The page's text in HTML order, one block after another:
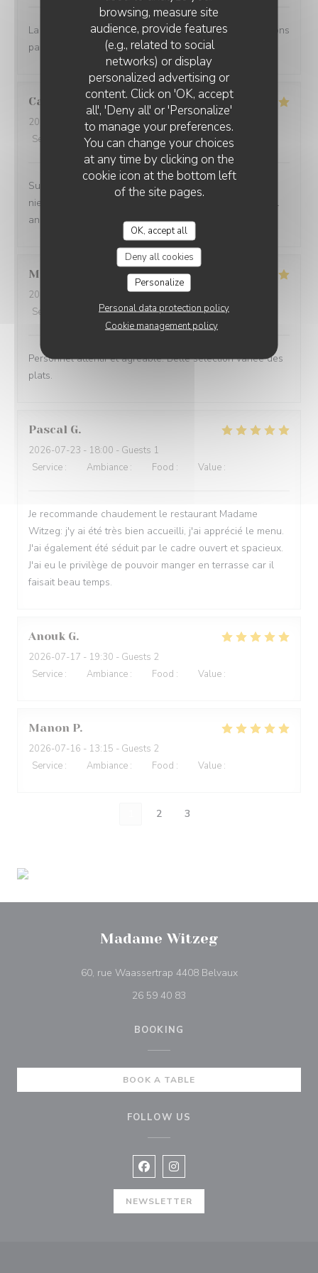
browsing, measure site
audience, provide features
(e.g., related to social
networks) or display
personalized advertising or
content. Click on 'OK, accept
all', 'Deny all' or 'Personalize'
to manage your preferences.
You can change your choices
at any time by clicking on the
cookie icon at the bottom left
of the site pages.
OK, accept all
Deny all cookies
Personalize
Personal data protection policy
Cookie management policy
La terrasse est agréable et l'accueil convivial. Nous avons
passé un bon moment entre collègues.
Carole
2026-07-28
- 12:00 - Guests 2
Service
Ambiance :5/5 Food:5 /5 Value: 5
Super Konzept! Merci Restaurant Madame Witzeg,
niewent der Propretéit, der Frendlechkeet vum Personal
an der Professionalitéit ass d‘Iessen och nach TipTop!
Mireille
2026-07-27
- 12:30 - Guests 2
Service
Ambiance:5/5 Food:5/5 Value:5
Personnel attentif et agréable. Belle sélection variée des
plats.
Pascal G
2026-07-23 - 18:00 - Guests 1
Service : Ambiance : Food : Value :
Je recommande chaudement le restaurant Madame
Witzeg: j'y ai été très bien accueilli, j'ai apprécié le menu.
J'ai également été séduit par le cadre ouvert et spacieux.
J'ai eu le privilège de pouvoir manger en terrasse car il
faisait beau temps.
Anouk G
2026-07-17 - 19:30 - Guests 2
Service : Ambiance : Food : Value :
Manon P
2026-07-16 - 13:15 - Guests 2
Service : Ambiance : Food : Value :
2 3
Madame Witzeg
60, rue Waassertrap 4408 Belvaux((opens in a new
26 59 40 83
BOOKING
BOOK A TABLE
FOLLOW US
Facebook ((opens in a new
Instagram ((opens in a new
NEWSLETTER